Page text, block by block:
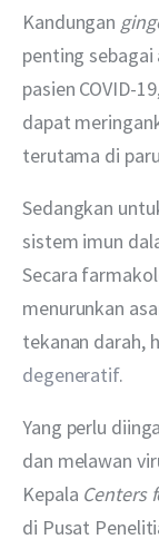
Kandungan
penting
pasien COVID-
dapat
terutama di
Sedangkan
sistem imun
Secara
menurunkan
tekanan darah,
degeneratif.
Yang perlu
dan melawan
Kepala Centers
di Pusat